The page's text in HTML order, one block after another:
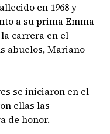
en 1968 y
a su prima Emma -
carrera en el
abuelos, Mariano
se iniciaron en el
ellas las
de honor.